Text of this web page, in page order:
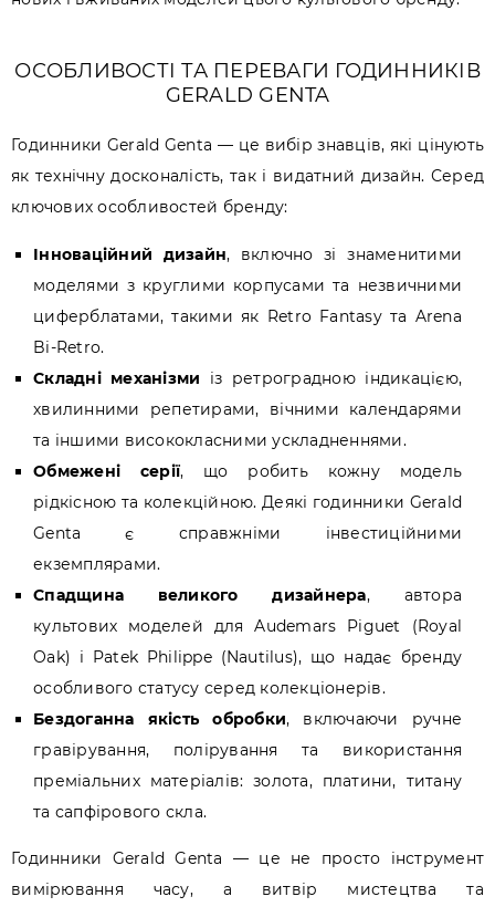
ОСОБЛИВОСТІ ТА ПЕРЕВАГИ ГОДИННИКІВ
GERALD GENTA
Годинники Gerald Genta — це вибір знавців, які цінують
як технічну досконалість, так і видатний дизайн. Серед
ключових особливостей бренду:
Інноваційний дизайн, включно зі знаменитими
моделями з круглими корпусами та незвичними
циферблатами, такими як Retro Fantasy та Arena
Bi-Retro.
Складні механізми із ретроградною індикацією,
хвилинними репетирами, вічними календарями
та іншими висококласними ускладненнями.
Обмежені серії, що робить кожну модель
рідкісною та колекційною. Деякі годинники Gerald
Genta є справжніми інвестиційними
екземплярами.
Спадщина великого дизайнера, автора
культових моделей для Audemars Piguet (Royal
Oak) і Patek Philippe (Nautilus), що надає бренду
особливого статусу серед колекціонерів.
Бездоганна якість обробки, включаючи ручне
гравірування, полірування та використання
преміальних матеріалів: золота, платини, титану
та сапфірового скла.
Годинники Gerald Genta — це не просто інструмент
вимірювання часу, а витвір мистецтва та